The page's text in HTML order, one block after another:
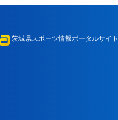
茨城県スポーツ情報ポータルサイト